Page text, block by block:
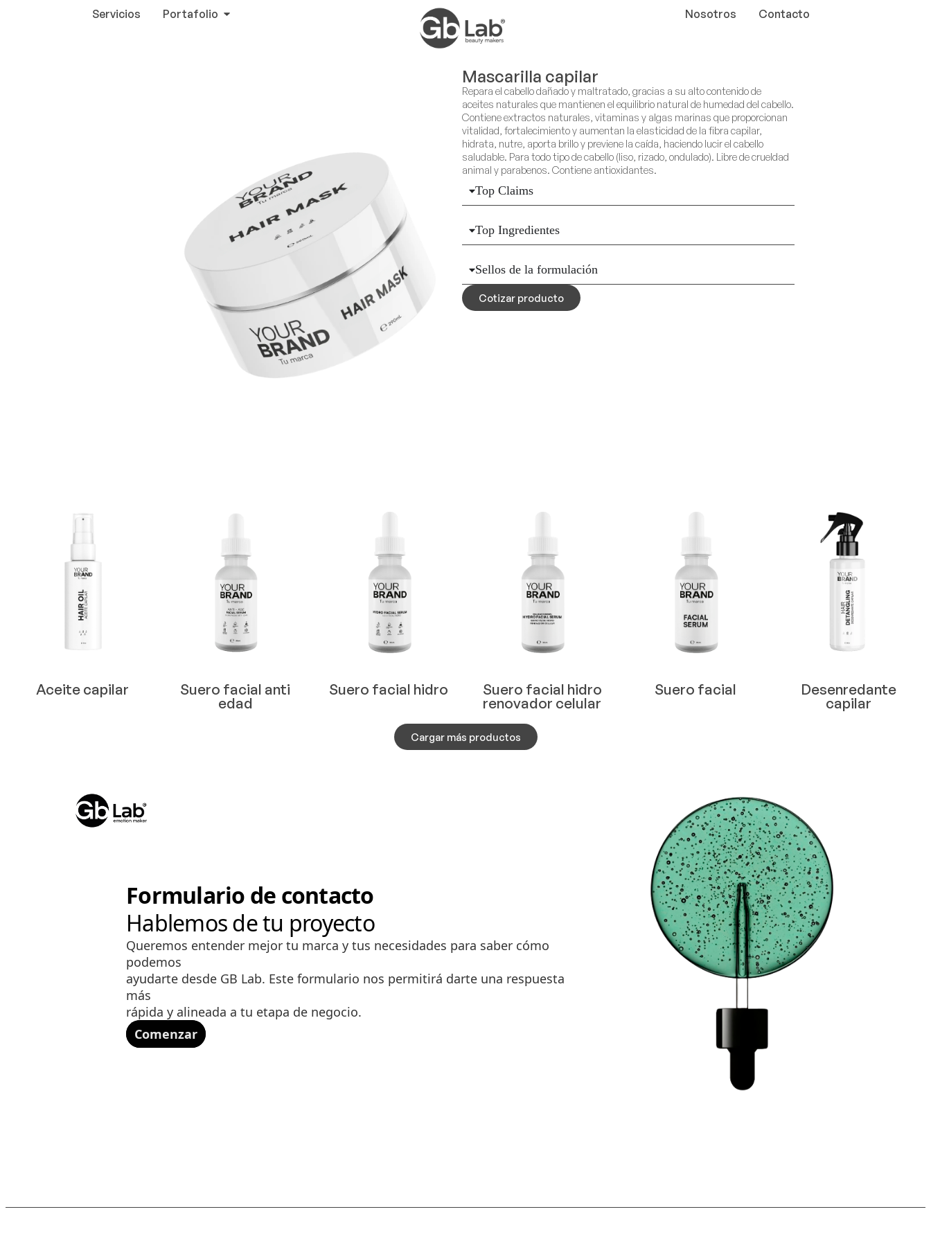
Servicios Portafolio Nosotros Contacto
Mascarilla capilar
Repara el cabello dañado y maltratado, gracias a su alto contenido de
aceites naturales que mantienen el equilibrio natural de humedad del cabello.
Contiene extractos naturales, vitaminas y algas marinas que proporcionan
vitalidad, fortalecimiento y aumentan la elasticidad de la fibra capilar,
hidrata, nutre, aporta brillo y previene la caída, haciendo lucir el cabello
saludable. Para todo tipo de cabello (liso, rizado, ondulado). Libre de crueldad
animal y parabenos. Contiene antioxidantes.
Top Claims
Top Ingredientes
Sellos de la formulación
Cotizar producto
Aceite capilar Suero facial anti
edad
Suero facial hidro Suero facial hidro
renovador celular
Suero facial Desenredante
capilar
Cargar más productos